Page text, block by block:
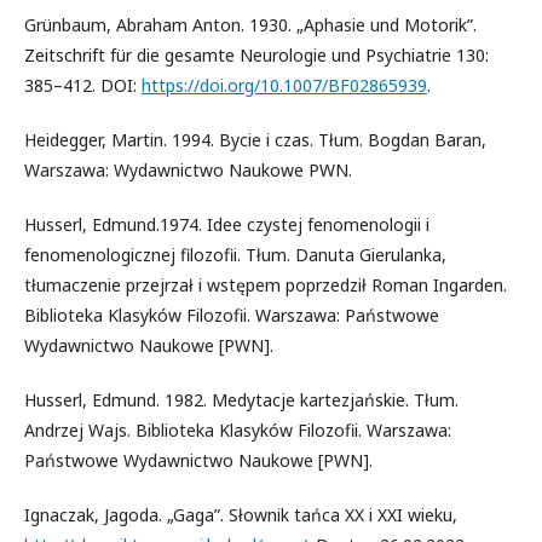
Grünbaum, Abraham Anton. 1930. „Aphasie und Motorik”.
Zeitschrift für die gesamte Neurologie und Psychiatrie 130:
385–412. DOI: https://doi.org/10.1007/BF02865939.
Heidegger, Martin. 1994. Bycie i czas. Tłum. Bogdan Baran,
Warszawa: Wydawnictwo Naukowe PWN.
Husserl, Edmund.1974. Idee czystej fenomenologii i
fenomenologicznej filozofii. Tłum. Danuta Gierulanka,
tłumaczenie przejrzał i wstępem poprzedził Roman Ingarden.
Biblioteka Klasyków Filozofii. Warszawa: Państwowe
Wydawnictwo Naukowe [PWN].
Husserl, Edmund. 1982. Medytacje kartezjańskie. Tłum.
Andrzej Wajs. Biblioteka Klasyków Filozofii. Warszawa:
Państwowe Wydawnictwo Naukowe [PWN].
Ignaczak, Jagoda. „Gaga”. Słownik tańca XX i XXI wieku,